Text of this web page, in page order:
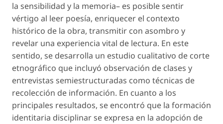
la sensibilidad y la memoria– es posible sentir
vértigo al leer poesía, enriquecer el contexto
histórico de la obra, transmitir con asombro y
revelar una experiencia vital de lectura. En este
sentido, se desarrolla un estudio cualitativo de corte
etnográfico que incluyó observación de clases y
entrevistas semiestructuradas como técnicas de
recolección de información. En cuanto a los
principales resultados, se encontró que la formación
identitaria disciplinar se expresa en la adopción de